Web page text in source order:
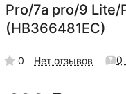
Pro/7a pro/9 Lite/
(HB366481EC)
0 Нет отзывов 0